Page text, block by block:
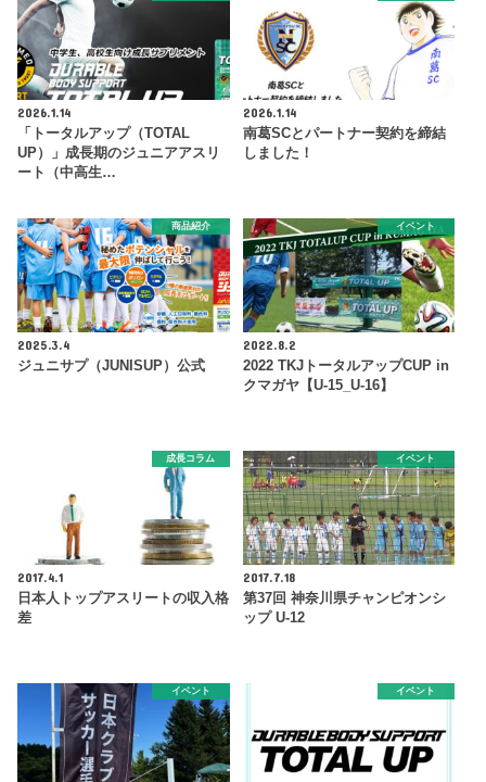
2026.1.14
「トータルアップ（TOTAL
UP）」成長期のジュニアアスリ
ート（中高生…
2026.1.14
南葛SCとパートナー契約を締結
しました！
商品紹介
2025.3.4
ジュニサプ（JUNISUP）公式
イベント
2022.8.2
2022 TKJトータルアップCUP in
クマガヤ【U-15_U-16】
成長コラム
2017.4.1
日本人トップアスリートの収入格
差
イベント
2017.7.18
第37回 神奈川県チャンピオンシ
ップ U-12
イベント イベント